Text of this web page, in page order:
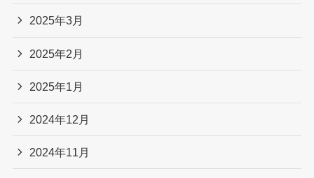
2025年3月
2025年2月
2025年1月
2024年12月
2024年11月